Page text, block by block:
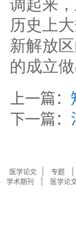
调起来
历史上
新解放
的成立
上一篇：
下一篇：
医学论文 专题
学术期刊
医学论